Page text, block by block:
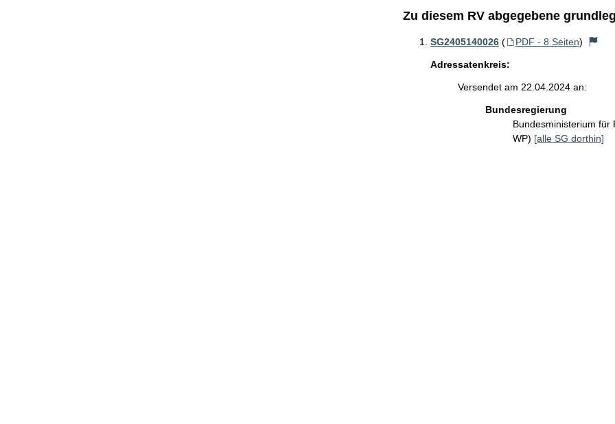
Zu diesem RV abgegebene
SG2405140026 ( PDF - 8 Seiten)
Adressatenkreis:
Versendet am 22.04.2024 an:
Bundesregierung
Bundesministerium für
WP) [alle SG dorthin]